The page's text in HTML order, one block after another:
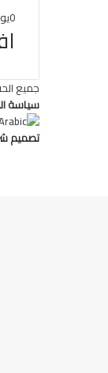
0
جميع
سياسة
تصميم